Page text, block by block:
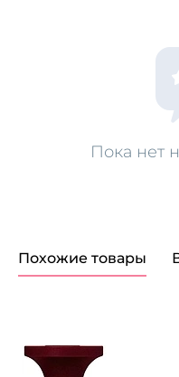
Пока нет
Похожие товары